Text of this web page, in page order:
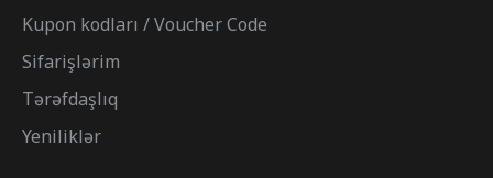
Kupon kodları / Voucher Code
Sifarişlərim
Tərəfdaşlıq
Yeniliklər